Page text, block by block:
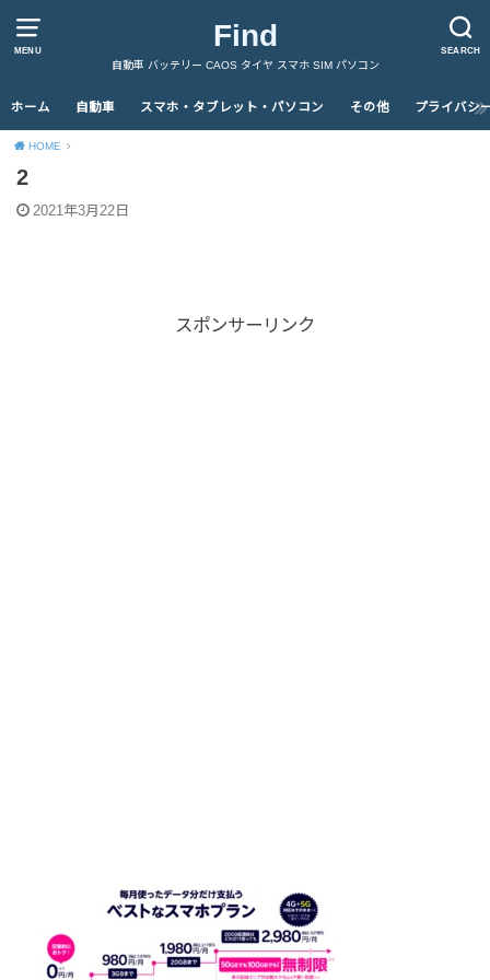
MENU SEARCH
Find
自動車 バッテリー CAOS タイヤ スマホ SIM パソコン
ホーム 自動車 スマホ・タブレット・パソコン その他 プライバシ
HOME
2
2021年3月22日
スポンサーリンク